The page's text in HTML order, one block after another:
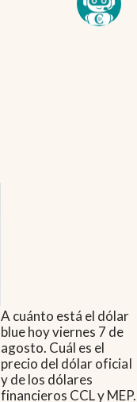
A cuánto está el dólar
blue hoy viernes 7 de
agosto. Cuál es el
precio del dólar oficial
y de los dólares
financieros CCL y MEP.